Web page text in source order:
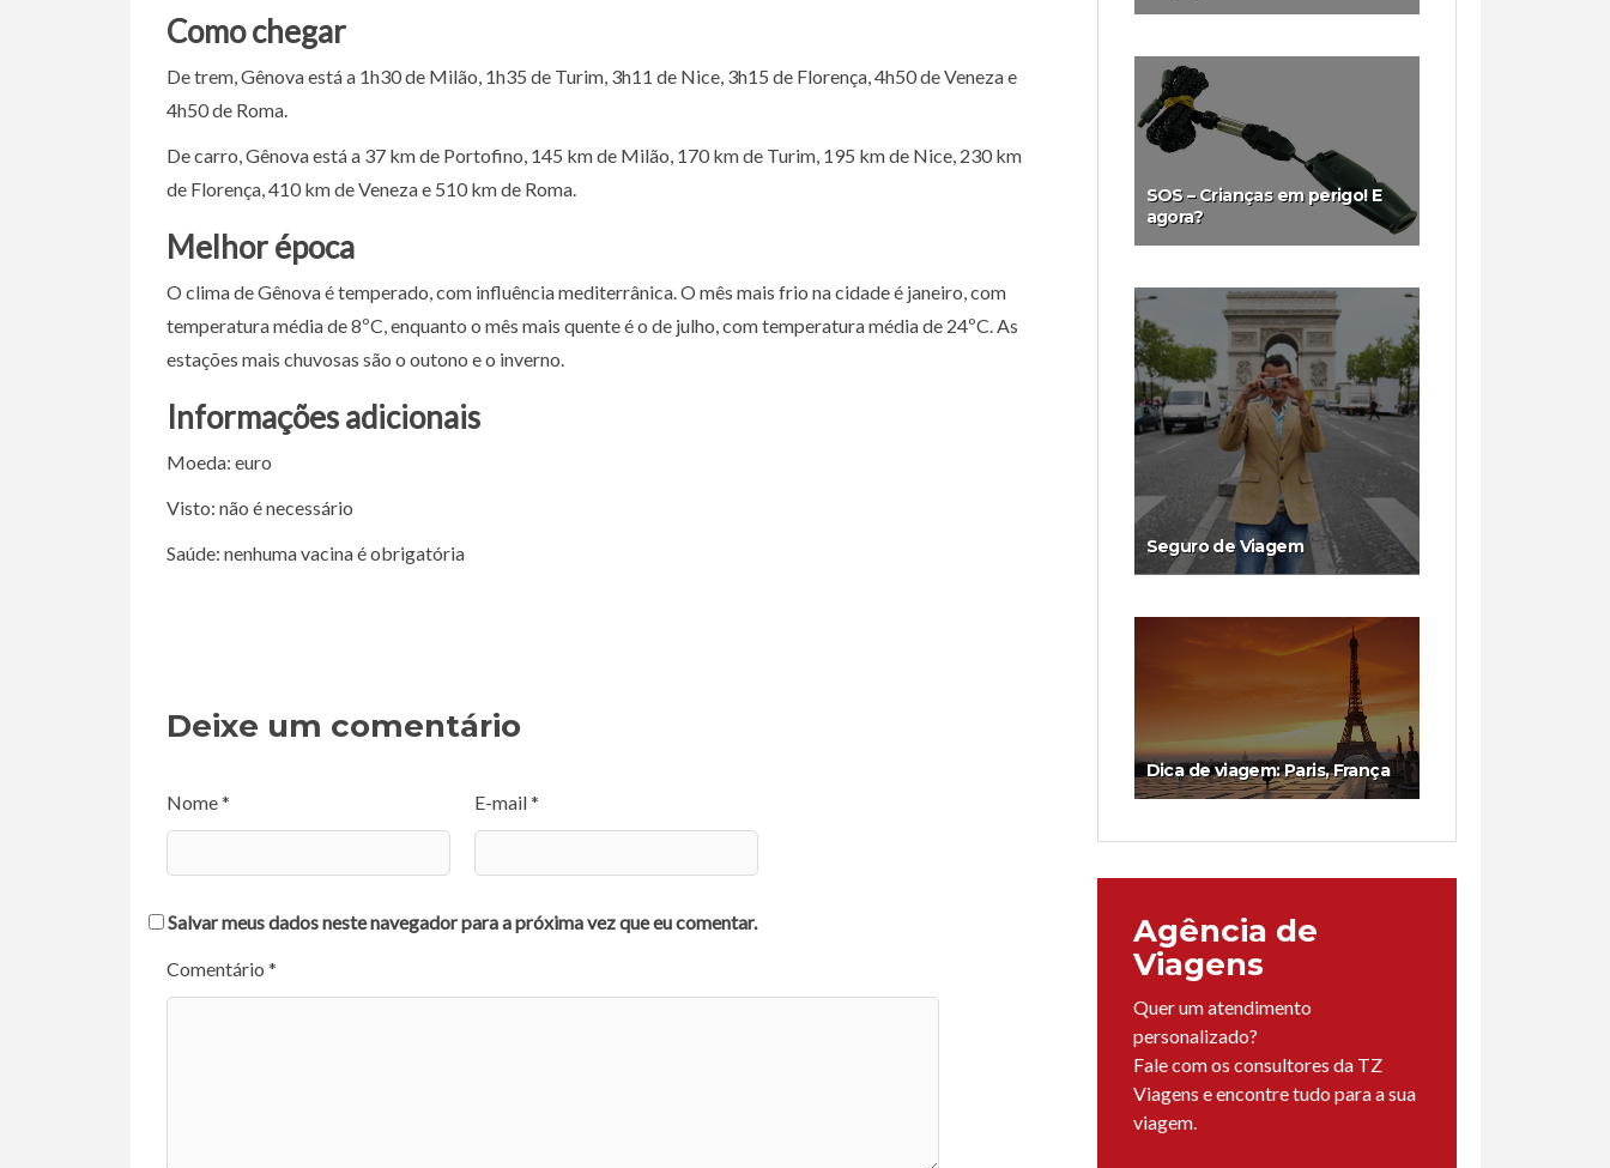
Como chegar
De trem, Gênova está a 1h30 de Milão, 1h35 de Turim, 3h11 de Nice, 3h15 de Florença, 4h50 de Veneza e
4h50 de Roma.
De carro, Gênova está a 37 km de Portofino, 145 km de Milão, 170 km de Turim, 195 km de Nice, 230 km
de Florença, 410 km de Veneza e 510 km de Roma.
Melhor época
O clima de Gênova é temperado, com influência mediterrânica. O mês mais frio na cidade é janeiro, com
temperatura média de 8ºC, enquanto o mês mais quente é o de julho, com temperatura média de 24ºC. As
estações mais chuvosas são o outono e o inverno.
Informações adicionais
Moeda: euro
Visto: não é necessário
Saúde: nenhuma vacina é obrigatória
Deixe um comentário
Nome * E-mail *
Salvar meus dados neste navegador para a próxima vez que eu comentar.
Comentário *
SOS – Crianças em perigo! E
agora?
Seguro de Viagem
Dica de viagem: Paris, França
Agência de
Viagens
Quer um atendimento
personalizado?
Fale com os consultores da TZ
Viagens e encontre tudo para a sua
viagem.